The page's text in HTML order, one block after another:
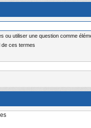
ou utiliser une question comme
de ces termes